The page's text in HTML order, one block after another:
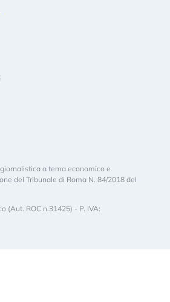
a tema economico e
del Tribunale di Roma N. 84/2018 del
(Aut. ROC n.31425) - P. IVA: